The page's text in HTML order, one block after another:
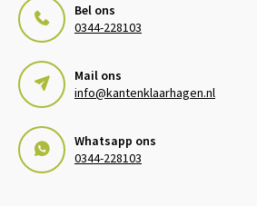
Bel ons
0344-228103
Mail ons
info@kantenklaarhagen.nl
Whatsapp ons
0344-228103